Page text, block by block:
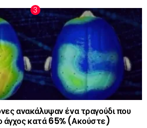
ανακάλυψαν ένα τραγούδι που
άγχος κατά 65% (Ακούστε)